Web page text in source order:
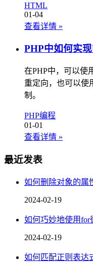
HTML
01-04
查看详情 »
PHP中如何实
在PHP中，可以使
重定向，也可以使
制。
PHP编程
01-01
查看详情 »
最近发表
如何删除对象的属
2024-02-19
如何巧妙地使用for
2024-02-19
如何匹配正则表达